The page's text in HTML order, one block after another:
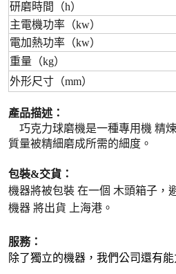
研磨時間（h）
主電機功率（kw）
電加熱功率（kw）
重量（kg）
外形尺寸（mm）
產品描述：
巧克力球磨機是一種專用機 精
質量被精細磨成所需的細度。
包裝&交貨：
機器將被包裝在一個 木頭箱子，
機器 將出貨 上海港。
服務：
除了獨立的機器，我們公司還有